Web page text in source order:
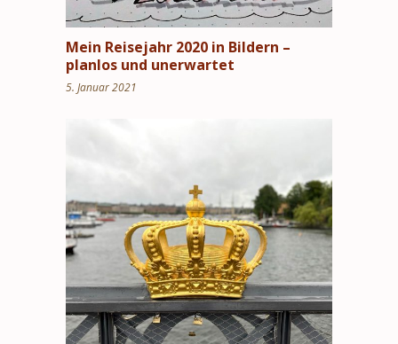
Mein Reisejahr 2020 in Bildern –
planlos und unerwartet
5. Januar 2021